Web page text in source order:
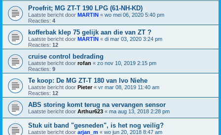
Proefrit; MG ZT-T 190 LPG (61-NH-KD)
Laatste bericht door MARTIN « wo mei 06, 2020 5:40 pm
Reacties: 4
kofferbak klep 75 gelijk aan die van ZT ?
Laatste bericht door MARTIN « di mar 03, 2020 3:24 pm
Reacties: 12
cruise control bedrading
Laatste bericht door rofan « zo nov 10, 2019 2:15 pm
Reacties: 9
Te koop: De MG ZT-T 180 van Ivo Niehe
Laatste bericht door Pieter« vr mar 08, 2019 11:40 am
Reacties: 12
ABS storing komt terug na vervangen sensor
Laatste bericht door Arthur623 « ma aug 13, 2018 2:28 pm
Stuk uit band "gesneden", is het nog veilig?
Laatste bericht door arjan_m « wo jun 20, 2018 8:47 am